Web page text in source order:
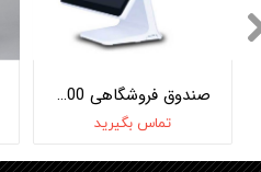
صندوق فروشگاهی OKPOS Optimus J1900
تماس بگیرید